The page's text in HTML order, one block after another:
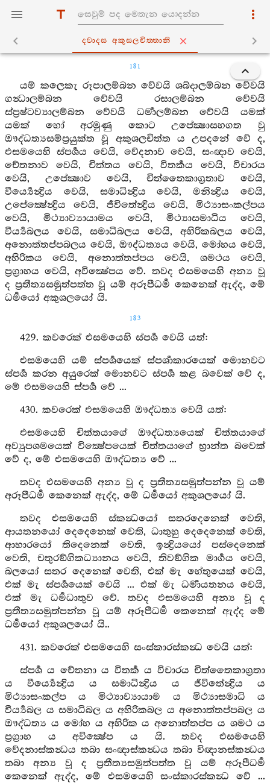
ද‍්වාදස අකුසලචිත‍්තානි
181
යම් කලෙකැ රූපාලම්බන වේවයි ශබ්දාලම්බන වේවයි
ගන්‍ධාලම්බන වේවයි රසාලම්බන වේවයි
ස්ප්‍රෂ්ටව්‍යාලම්බන වේවයි ධර්‍මාලම්බන වේවයි යමක්
යමක් හෝ අරමුණු කොට උපේක්‍ෂාසහගත වු
ඖද්ධත්‍යසම්ප්‍රයුක්ත වූ අකුශලචිත්ත ය උපදනේ වේ ද,
එසමයෙහි ස්පර්‍ශය වෙයි, වේදනාව වෙයි, සංඥාව වෙයි,
චේතනාව වෙයි, චිත්තය වෙයි, විතර්‍කය වෙයි, විචාරය
වෙයි, උපේක්‍ෂාව වෙයි, චිත්තෛකාග්‍රතාව වෙයි,
වීර්‍ය්‍යෙන්‍ද්‍රිය වෙයි, සමාධින්‍ද්‍රිය වෙයි, මනින්‍ද්‍රිය වෙයි,
උපේක්‍ෂේන්‍ද්‍රිය වෙයි, ජීවිතේන්‍ද්‍රිය වෙයි, මිථ්‍යාසංකල්පය
වෙයි, මිථ්‍යාව්‍යායාමය වෙයි, මිථ්‍යාසමාධිය වෙයි,
වීර්‍ය්‍යබලය වෙයි, සමාධිබලය වෙයි, අහිරිකබලය වෙයි,
අනොත්තප්පබලය වෙයි, ඖද්ධත්‍යය වෙයි, මෝහය වෙයි,
අහිරිකය වෙයි, අනොත්තප්පය වෙයි, ශමථය වෙයි,
ප්‍රග්‍රාහය වෙයි, අවික්‍ෂේපය වේ. තවද එසමයෙහි අන්‍ය වූ
ද ප්‍රතීත්‍යසමුත්පත්ත වූ යම් අරූපීධර්‍ම කෙනෙක් ඇද්ද, මේ
ධර්‍මයෝ අකුශලයෝ යි.
183
429. කවරෙක් එසමයෙහි ස්පර්‍ශ වෙයි යත්:
එසමයෙහි යම් ස්පර්‍ශයෙක් ස්පර්‍ශාකාරයෙක් මොනවට
ස්පර්‍ශ කරන අයුරෙක් මොනවට ස්පර්‍ශ කළ බවෙක් වේ ද,
මේ එසමයෙහි ස්පර්‍ශ වේ ...
430. කවරෙක් එසමයෙහි ඖද්ධත්‍ය වෙයි යත්:
එසමයෙහි චිත්තයාගේ ඖද්ධත්‍යයෙක් චිත්තයාගේ
අව්‍යුපශමයෙක් වික්‍ෂේපයෙක් චිත්තයාගේ භ්‍රාන්ත බවෙක්
වේ ද, මේ එසමයෙහි ඖද්ධත්‍ය වේ ...
තවද එසමයෙහි අන්‍ය වූ ද ප්‍රතීත්‍යසමුත්පන්න වූ යම්
අරූපීධර්‍ම කෙනෙක් ඇද්ද, මේ ධර්‍මයෝ අකුශලයෝ යි.
තවද එසමයෙහි ස්කන්‍ධයෝ සතරදෙනෙක් වෙති,
ආයතනයෝ දෙදෙනෙක් වෙති, ධාතුහු දෙදෙනෙක් වෙති,
ආහාරයෝ තිදෙනෙක් වෙති, ඉන්‍ද්‍රියයෝ පස්දෙනෙක්
වෙති, චතුරඞ්ගිකධ්‍යානය වෙයි, තිවඞ්ගික මාර්‍ගය වෙයි,
බලයෝ සතර දෙනෙක් වෙති, එක් මැ හේතුයෙක් වෙයි,
එක් මැ ස්පර්‍ශයෙක් වෙයි ... එක් මැ ධර්‍මායතනය වෙයි,
එක් මැ ධර්‍මධාතුව වේ. තවද එසමයෙහි අන්‍ය වූ ද
ප්‍රතීත්‍යසමුත්පන්න වූ යම් අරූපීධර්‍ම කෙනෙක් ඇද්ද මේ
ධර්‍මයෝ අකුශලයෝ යි..
431. කවරෙක් එසමයෙහි සංස්කාරස්කන්‍ධ වෙයි යත්:
ස්පර්‍ශ ය චේතනා ය විතර්‍ක ය විචාරය චිත්තෛකාග්‍රතා
ය වීර්‍ය්‍යෙන්‍ද්‍රිය ය සමාධින්‍ද්‍රිය ය ජීවිතේන්‍ද්‍රිය ය
මිථ්‍යාසංකල්ප ය මිථ්‍යාව්‍යායාම ය මිථ්‍යාසමාධි ය
වීර්‍ය්‍යබල ය සමාධිබල ය අහිරිකබල ය අනොත්තප්පබල ය
ඖද්ධත්‍ය ය මෝහ ය අහිරික ය අනොත්තප්ප ය ශමථ ය
ප්‍රග්‍රාහ ය අවික්‍ෂේප ය යි. තවද එසමයෙහි
වේදනාස්කන්‍ධය තබා සංඥාස්කන්‍ධය තබා විඥානස්කන්‍ධය
තබා අන්‍ය වූ ද ප්‍රතීත්‍යසමුත්පත්ත වූ යම් අරූපීධර්‍ම
කෙනෙක් ඇද්ද, මේ එසමයෙහි සංස්කාරස්කන්‍ධ වේ ...